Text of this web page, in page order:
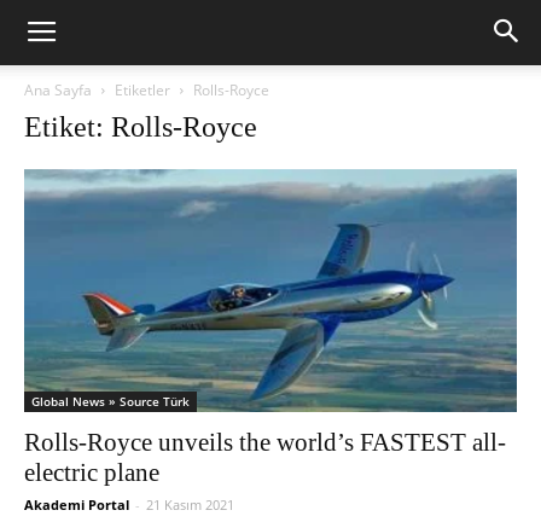
Ana Sayfa Etiketler Rolls-Royce
Etiket: Rolls-Royce
Global News » Source Türk
Rolls-Royce unveils the world’s FASTEST all-
electric plane
Akademi Portal - 21 Kasım 2021